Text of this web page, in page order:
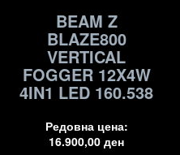
BEAM Z
BLAZE800
VERTICAL
FOGGER 12X4W
4IN1 LED 160.538
Редовна цена:
16.900,00ден